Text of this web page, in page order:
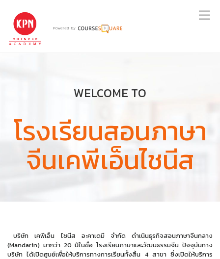
WELCOME TO
โรงเรียนสอนภาษา
จีนเคพีเอ็นไชนีส
บริษัท เคพีเอ็น ไชนีส อะคาเดมี จำกัด ดำเนินธุรกิจสอนภาษาจีนกลาง
(Mandarin) มากว่า 20 ปีในชื่อ โรงเรียนภาษาและวัฒนธรรมจีน ปัจจุบันทาง
บริษัท ได้เปิดศูนย์เพื่อให้บริการทางการเรียนทั้งสิ้น 4 สาขา ซึ่งเปิดให้บริการ